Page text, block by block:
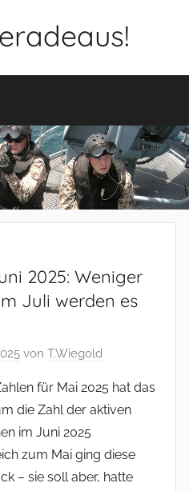
2025: Weniger
Juli werden es
von T.Wiegold
für Mai 2025 hat das
die Zahl der aktiven
im Juni 2025
zum Mai ging diese
– sie soll aber, hatte